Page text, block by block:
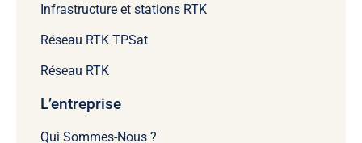
Infrastructure et stations RTK
Réseau RTK TPSat
Réseau RTK
L’entreprise
Qui Sommes-Nous ?